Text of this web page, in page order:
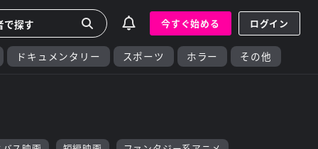
今すぐ始める ログイン
ドキュメンタリー スポーツ ホラー その他